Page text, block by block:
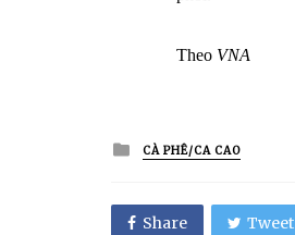
Theo VNA
Posted
in
CÀ PHÊ/CA CAO
Share Tweet